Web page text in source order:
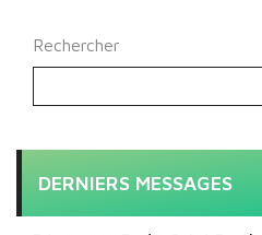
Rechercher
DERNIERS MESSAGES